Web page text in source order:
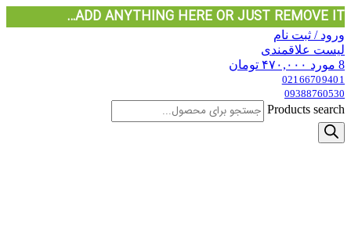
ADD ANYTHING HERE OR JUST REMOVE IT…
ورود / ثبت نام
لیست علاقمندی
8 مورد ۴۷۰,۰۰۰ تومان
02166709401
09388760530
Products search